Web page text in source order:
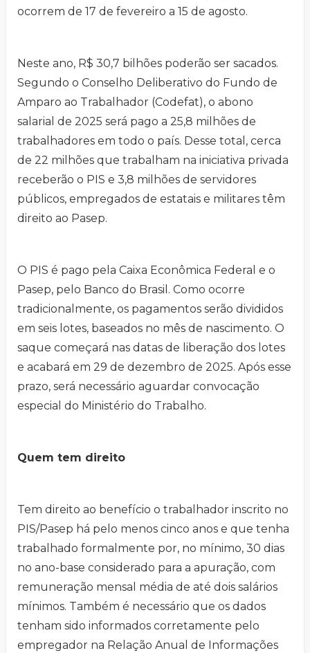
ocorrem de 17 de fevereiro a 15 de agosto.
Neste ano, R$ 30,7 bilhões poderão ser sacados.
Segundo o Conselho Deliberativo do Fundo de
Amparo ao Trabalhador (Codefat), o abono
salarial de 2025 será pago a 25,8 milhões de
trabalhadores em todo o país. Desse total, cerca
de 22 milhões que trabalham na iniciativa privada
receberão o PIS e 3,8 milhões de servidores
públicos, empregados de estatais e militares têm
direito ao Pasep.
O PIS é pago pela Caixa Econômica Federal e o
Pasep, pelo Banco do Brasil. Como ocorre
tradicionalmente, os pagamentos serão divididos
em seis lotes, baseados no mês de nascimento. O
saque começará nas datas de liberação dos lotes
e acabará em 29 de dezembro de 2025. Após esse
prazo, será necessário aguardar convocação
especial do Ministério do Trabalho.
Quem tem direito
Tem direito ao benefício o trabalhador inscrito no
PIS/Pasep há pelo menos cinco anos e que tenha
trabalhado formalmente por, no mínimo, 30 dias
no ano-base considerado para a apuração, com
remuneração mensal média de até dois salários
mínimos. Também é necessário que os dados
tenham sido informados corretamente pelo
empregador na Relação Anual de Informações